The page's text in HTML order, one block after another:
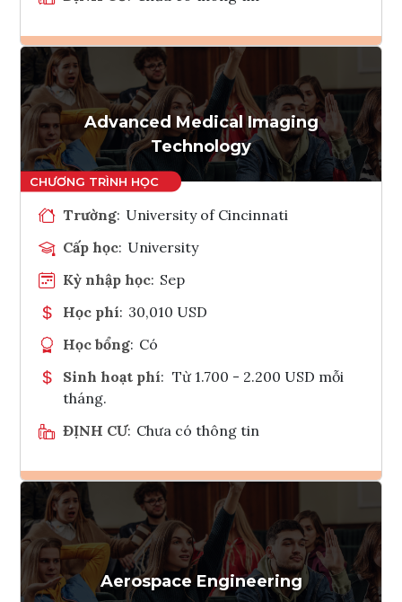
Ghi danh
Tham vấn Interlink
Advanced Medical Imaging
Technology
Trường: University of Cincinnati
Cấp học: University
Kỳ nhập học: Sep
Học phí: 30,010 USD
Học bổng: Có
Sinh hoạt phí: Từ 1.700 - 2.200 USD mỗi
tháng.
ĐỊNH CƯ: Chưa có thông tin
Ghi danh
Tham vấn Interlink
Aerospace Engineering